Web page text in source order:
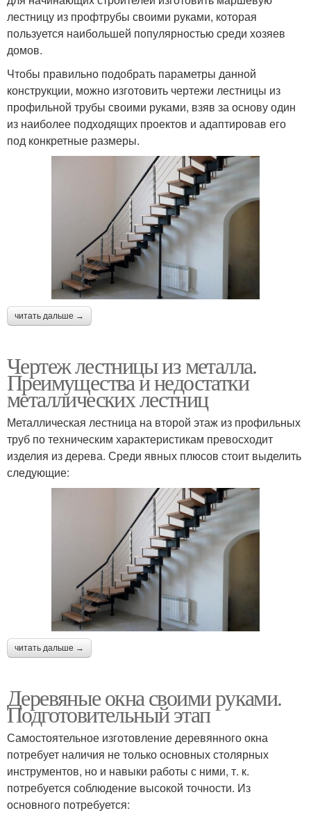
лестницу из профтрубы своими руками, которая
пользуется наибольшей популярностью среди хозяев
домов.
Чтобы правильно подобрать параметры данной
конструкции, можно изготовить чертежи лестницы из
профильной трубы своими руками, взяв за основу один
из наиболее подходящих проектов и адаптировав его
под конкретные размеры.
читать дальше →
Чертеж лестницы из металла.
Преимущества и недостатки
металлических лестниц
Металлическая лестница на второй этаж из профильных
труб по техническим характеристикам превосходит
изделия из дерева. Среди явных плюсов стоит выделить
следующие:
читать дальше →
Деревяные окна своими руками.
Подготовительный этап
Самостоятельное изготовление деревянного окна
потребует наличия не только основных столярных
инструментов, но и навыки работы с ними, т. к.
потребуется соблюдение высокой точности. Из
основного потребуется: